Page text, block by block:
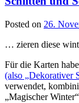
Posted on 26.
… zieren diese
Für die Karten
(also „Dekorativer
verwendet,
„Magischer